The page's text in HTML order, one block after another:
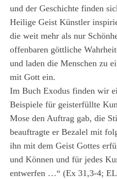
und der Geschichte finden
Heilige Geist Künstler
die weit mehr als nur
offenbaren göttliche
und laden die Menschen zu
mit Gott ein.
Im Buch Exodus finden wir
Beispiele für geisterfüllte
Mose den Auftrag gab, die
beauftragte er Bezalel mit
ihn mit dem Geist Gottes
und Können und für jedes
entwerfen …“ (Ex 31,3-4;